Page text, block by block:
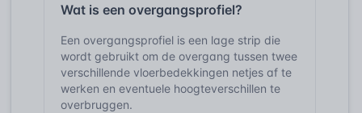
Wat is een overgangsprofiel?
Een overgangsprofiel is een lage strip die
wordt gebruikt om de overgang tussen twee
verschillende vloerbedekkingen netjes af te
werken en eventuele hoogteverschillen te
overbruggen.